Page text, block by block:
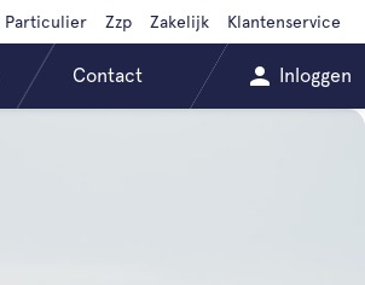
Contact Inloggen
Particulier Zzp Zakelijk Klantenservice